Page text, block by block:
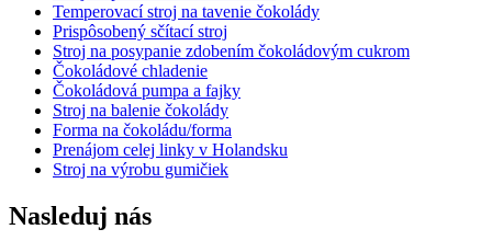
Temperovací stroj na tavenie čokolády
Prispôsobený sčítací stroj
Stroj na posypanie zdobením čokoládovým cukrom
Čokoládové chladenie
Čokoládová pumpa a fajky
Stroj na balenie čokolády
Forma na čokoládu/forma
Prenájom celej linky v Holandsku
Stroj na výrobu gumičiek
Nasleduj nás